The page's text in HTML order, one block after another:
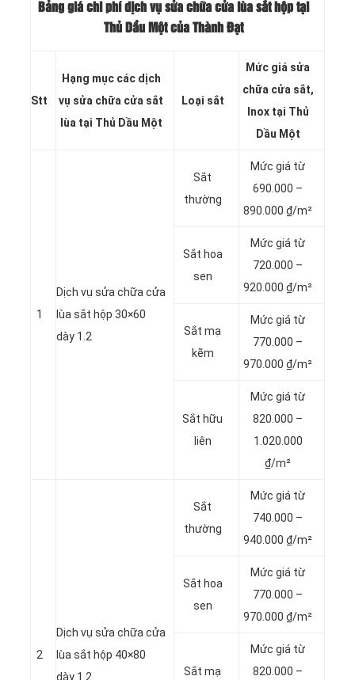
Bảng giá chi phí dịch vụ sửa chữa cửa lùa sắt hộp tại
Thủ Dầu Một của Thành Đạt
Stt
Hạng mục các dịch
vụ sửa chữa cửa sắt
lùa tại Thủ Dầu Một
Loại sắt
Mức giá sửa
chữa cửa sắt,
Inox tại Thủ
Dầu Một
1
Dịch vụ sửa chữa cửa
lùa sắt hộp 30×60
dày 1.2
Sắt
thường
Mức giá từ
690.000 –
890.000 ₫/m²
Sắt hoa
sen
Mức giá từ
720.000 –
920.000 ₫/m²
Sắt mạ
kẽm
Mức giá từ
770.000 –
970.000 ₫/m²
Sắt hữu
liên
Mức giá từ
820.000 –
1.020.000
₫/m²
2
Dịch vụ sửa chữa cửa
lùa sắt hộp 40×80
dày 1.2
Sắt
thường
Mức giá từ
740.000 –
940.000 ₫/m²
Sắt hoa
sen
Mức giá từ
770.000 –
970.000 ₫/m²
Sắt mạ
Mức giá từ
820.000 –